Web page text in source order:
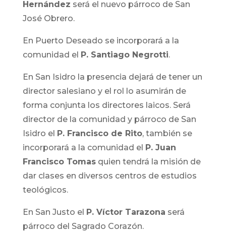
Hernández será el nuevo párroco de San
José Obrero.
En Puerto Deseado se incorporará a la
comunidad el P. Santiago Negrotti.
En San Isidro la presencia dejará de tener un
director salesiano y el rol lo asumirán de
forma conjunta los directores laicos. Será
director de la comunidad y párroco de San
Isidro el P. Francisco de Rito, también se
incorporará a la comunidad el P. Juan
Francisco Tomasquien tendrá la misión de
dar clases en diversos centros de estudios
teológicos.
En San Justo el P. Víctor Tarazona será
párroco del Sagrado Corazón.